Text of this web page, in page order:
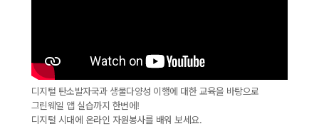
디지털 탄소발자국과 생물다양성 이행에 대한 교육을 바탕으로
그린웨일 앱 실습까지 한번에!
디지털 시대에 온라인 자원봉사를 배워 보세요.